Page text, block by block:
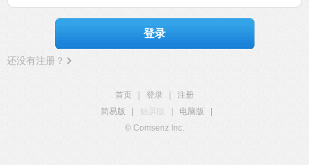
登录
还没有注册？
首页 登录
注册
简易版
触屏版 电脑版
© Comsenz Inc.